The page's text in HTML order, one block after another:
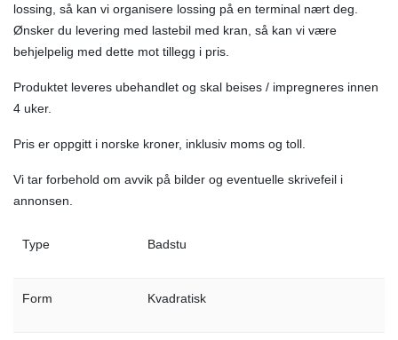
lossing, så kan vi organisere lossing på en terminal nært deg.
Ønsker du levering med lastebil med kran, så kan vi være
behjelpelig med dette mot tillegg i pris.
Produktet leveres ubehandlet og skal beises / impregneres innen
4 uker.
Pris er oppgitt i norske kroner, inklusiv moms og toll.
Vi tar forbehold om avvik på bilder og eventuelle skrivefeil i
annonsen.
Type Badstu
Form Kvadratisk